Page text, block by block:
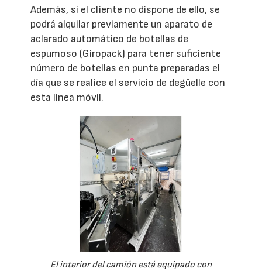
Además, si el cliente no dispone de ello, se
podrá alquilar previamente un aparato de
aclarado automático de botellas de
espumoso (Giropack) para tener suficiente
número de botellas en punta preparadas el
día que se realice el servicio de degüelle con
esta línea móvil.
El interior del camión está equipado con